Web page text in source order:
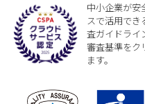
中小企業が安
スで活用でき
査ガイドライ
審査基準をク
ます。